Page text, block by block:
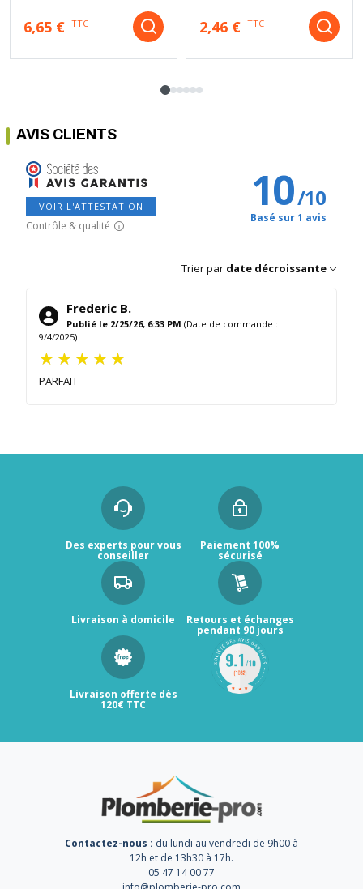
6,65 € TTC 2,46 € TTC
AVIS CLIENTS
VOIR L'ATTESTATION
Contrôle & qualité
10/10
Basé sur 1 avis
Trier par date décroissante
Frederic B.
Publié le 2/25/26, 6:33 PM (Date de commande :
9/4/2025)
PARFAIT
Des experts pour vous
conseiller
Paiement 100%
sécurisé
Livraison à domicile Retours et échanges
pendant 90 jours
Livraison offerte dès
120€ TTC
Contactez-nous : du lundi au vendredi de 9h00 à
12h et de 13h30 à 17h.
05 47 14 00 77